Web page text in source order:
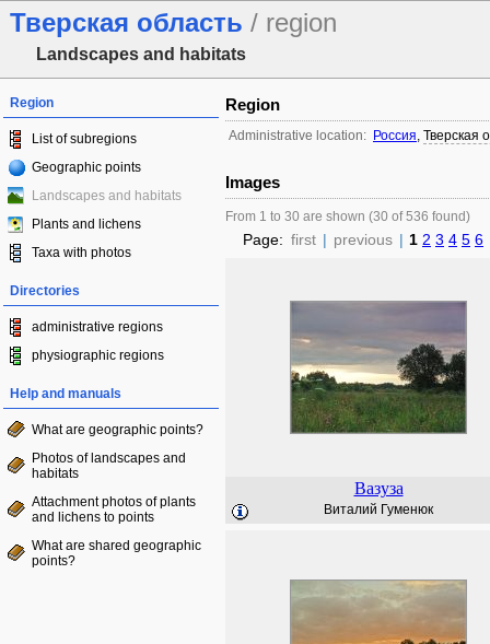
Тверская область / region
Landscapes and habitats
Region
List of subregions
Geographic points
Landscapes and habitats
Plants and lichens
Taxa with photos
Directories
administrative regions
physiographic regions
Help and manuals
What are geographic points?
Photos of landscapes and
habitats
Attachment photos of plants
and lichens to points
What are shared geographic
points?
Region
Administrative location: Россия, Тверская
Images
From 1 to 30 are shown (30 of 536 found)
Page: first | previous | 1 2 3 4 5 6
Вазуза
Виталий Гуменюк